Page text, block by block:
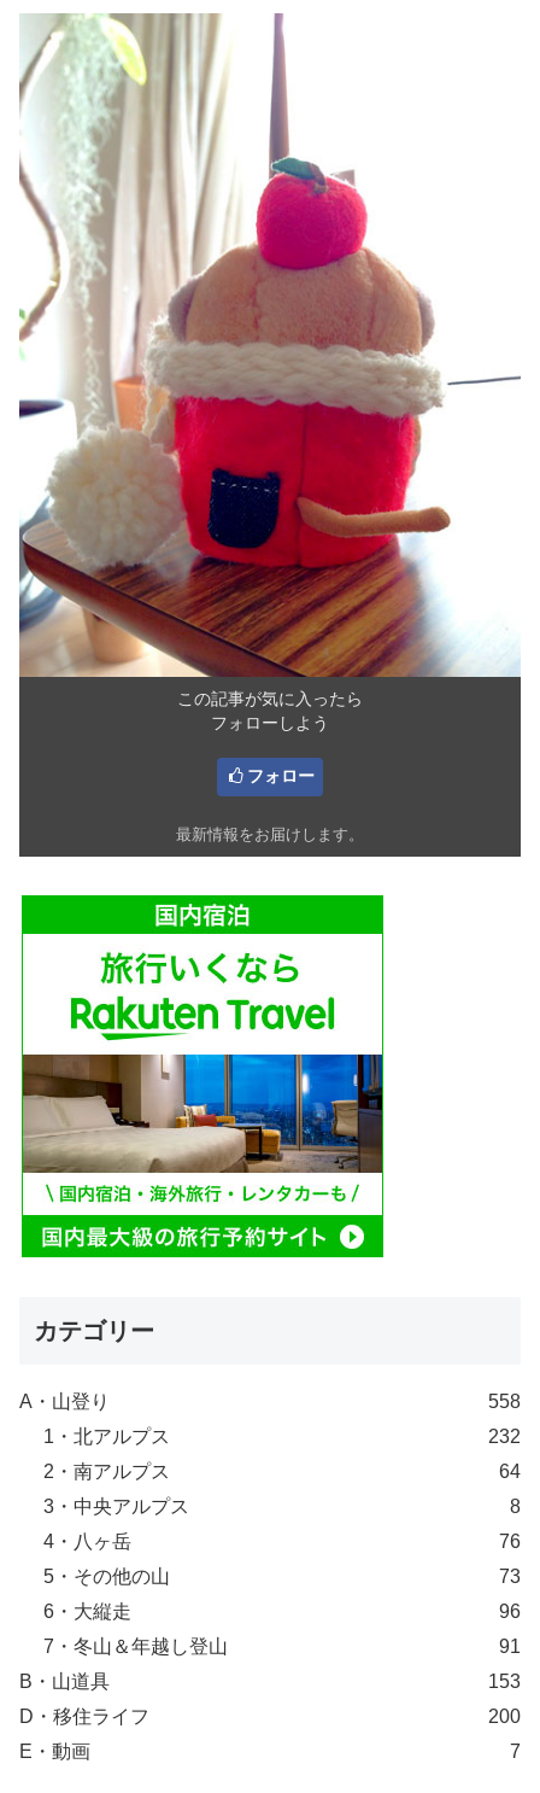
この記事が気に入ったら
フォローしよう
フォロー
最新情報をお届けします。
カテゴリー
A・山登り
558
1・北アルプス
232
2・南アルプス
64
3・中央アルプス
8
4・八ヶ岳
76
5・その他の山
73
6・大縦走
96
7・冬山＆年越し登山
91
B・山道具
153
D・移住ライフ
200
E・動画
7